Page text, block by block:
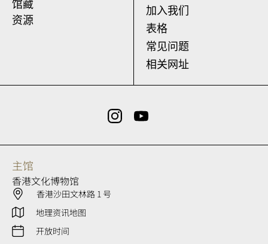
馆藏
资源
加入我们
表格
常见问题
相关网址
主馆
香港文化博物馆
香港沙田文林路 1 号
地理资讯地图
开放时间